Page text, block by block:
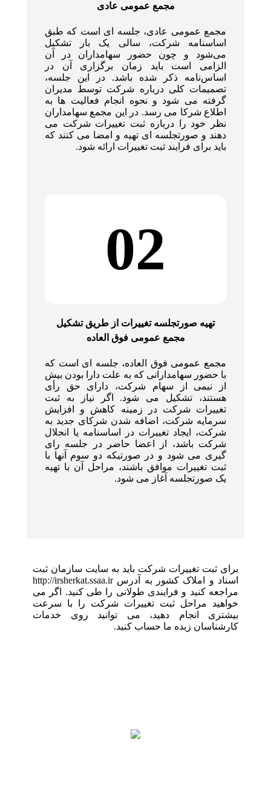
مجمع عمومی عادی
مجمع عمومی عادی، جلسه ای است که طبق
اساسنامه شرکت، سالی یک بار تشکیل
می‌شود و چون حضور سهامداران در آن
الزامی است باید زمان برگزاری آن در
اساس‌نامه ذکر شده باشد. در این جلسه،
تصمیمات کلی درباره شرکت توسط مدیران
گرفته می شود و نحوه انجام فعالیت ها به
اطلاع شرکا می رسد. در این مجمع سهامداران
نظر خود را درباره ثبت تغییرات شرکت می
دهند و صورتجلسه ای تهیه و امضا می کنند که
باید برای فرایند ثبت تغییرات ارائه شود.
تهیه صورتجلسه تغییرات از طریق تشکیل
مجمع عمومی فوق العاده
مجمع عمومی فوق العاده، جلسه ای است که
با حضور سهامدارانی که به علت دارا بودن بیش
از نیمی از سهام شرکت، دارای حق رأی
هستند، تشکیل می شود. اگر نیاز به ثبت
تغییرات شرکت در زمینه کاهش و افزایش
سرمایه شرکت، اضافه شدن شرکای جدید به
شرکت، ایجاد تغییرات در اساسنامه یا انحلال
شرکت باشد، از اعضا حاضر در جلسه رای
گیری می شود و در صورتیکه دو سوم آنها با
ثبت تغییرات موافق باشند، مراحل آن با تهیه
یک صورتجلسه آغاز می شود.
02
برای ثبت تغییرات شرکت باید به سایت سازمان ثبت
اسناد و املاک کشور به آدرس http://irsherkat.ssaa.ir
مراجعه کنید و فرایندی طولانی را طی کنید. اگر می
خواهید مراحل ثبت تغییرات شرکت را با سرعت
بیشتری انجام دهید، می توانید روی خدمات
کارشناسان زبده ما حساب کنید.